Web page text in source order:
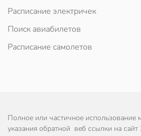
Расписание электричек
Поиск авиабилетов
Расписание самолетов
Полное или частичное использование
указания обратной веб ссылки на